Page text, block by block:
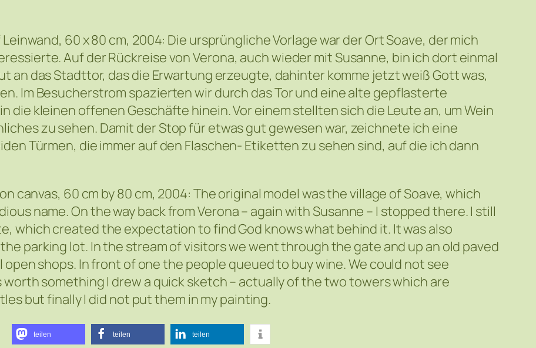
60 x 80 cm, 2004: Die ursprüngliche Vorlage war der Ort Soave, der mich
Auf der Rückreise von Verona, auch wieder mit Susanne, bin ich dort einmal
an das Stadttor, das die Erwartung erzeugte, dahinter komme jetzt weiß Gott was,
Im Besucherstrom spazierten wir durch das Tor und eine alte gepflasterte
die kleinen offenen Geschäfte hinein. Vor einem stellten sich die Leute an, um Wein
zu sehen. Damit der Stop für etwas gut gewesen war, zeichnete ich eine
Türmen, die immer auf den Flaschen- Etiketten zu sehen sind, auf die ich dann
canvas, 60 cm by 80 cm, 2004: The original model was the village of Soave, which
name. On the way back from Verona – again with Susanne – I stopped there. I still
which created the expectation to find God knows what behind it. It was also
parking lot. In the stream of visitors we went through the gate and up an old paved
shops. In front of one the people queued to buy wine. We could not see
something I drew a quick sketch – actually of the two towers which are
but finally I did not put them in my painting.
teilen teilen teilen